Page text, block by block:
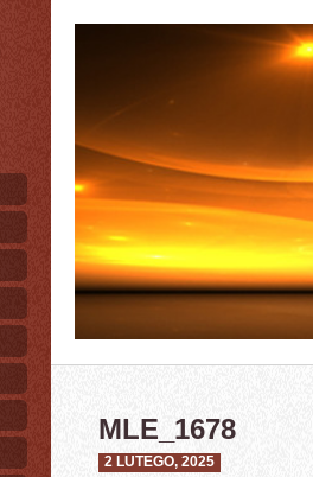
MLE_1678
2 LUTEGO, 2025